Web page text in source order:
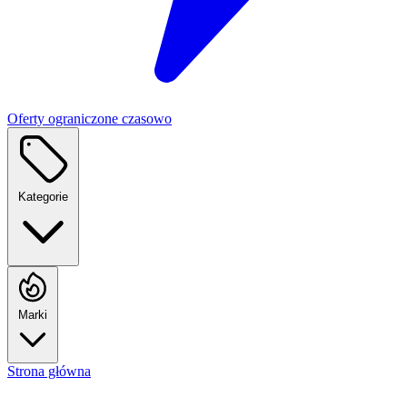
Oferty ograniczone czasowo
Kategorie
Marki
Strona główna